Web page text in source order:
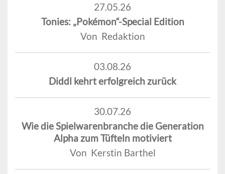
27.05.26
Tonies: „Pokémon“-Special Edition
Von Redaktion
03.08.26
Diddl kehrt erfolgreich zurück
30.07.26
Wie die Spielwarenbranche die Generation
Alpha zum Tüfteln motiviert
Von Kerstin Barthel